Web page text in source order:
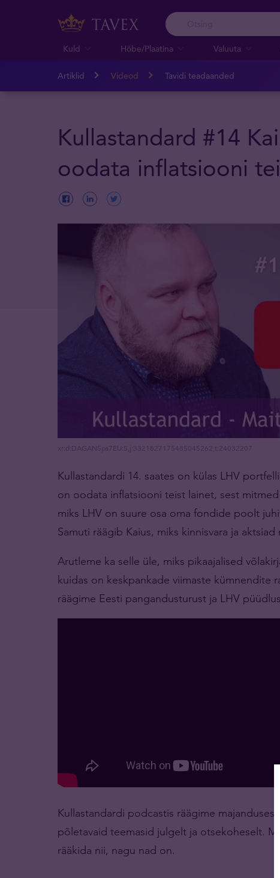
Kuld Hõbe/Plaatina Valuuta
Artiklid Videod Tavidi teadaanded
Kullastandard #14
oodata inflatsiooni
xr:d:DAGAN5ps7EU:5,j:3321827175485045262,t:24032207
Kullastandardi 14. saates on külas LHV
on oodata inflatsiooni teist lainet, sest
miks LHV on suure osa oma fondide poolt
Samuti räägib Kaius, miks kinnisvara ja
Arutleme ka selle üle, miks pikaajalised
kuidas on keskpankade viimaste kümnendite
räägime Eesti pangandusturust ja LHV
Kullastandardi podcastis räägime
põletavaid teemasid julgelt ja otsekoheselt.
rääkida nii, nagu nad on.